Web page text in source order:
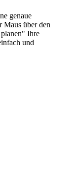
genaue
Maus über den
Ihre
und